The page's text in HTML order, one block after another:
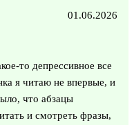
01.06.2026
то депрессивное все
я читаю не впервые, и
что абзацы
и смотреть фразы,